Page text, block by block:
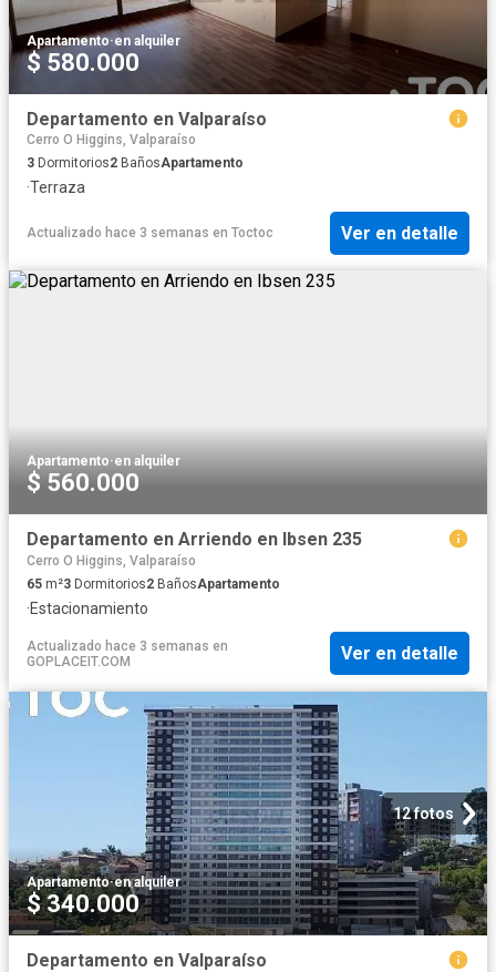
Apartamento·en alquiler
$ 580.000
Departamento en Valparaíso
Cerro O Higgins, Valparaíso
3 Dormitorios2 BañosApartamento
·Terraza
Actualizado hace 3 semanas en Toctoc Ver en detalle
Apartamento·en alquiler
$ 560.000
Departamento en Arriendo en Ibsen 235
Cerro O Higgins, Valparaíso
65 m²3 Dormitorios2 BañosApartamento
·Estacionamiento
Actualizado hace 3 semanas en
GOPLACEIT.COM
Ver en detalle
12 fotos
Apartamento·en alquiler
$ 340.000
Departamento en Valparaíso